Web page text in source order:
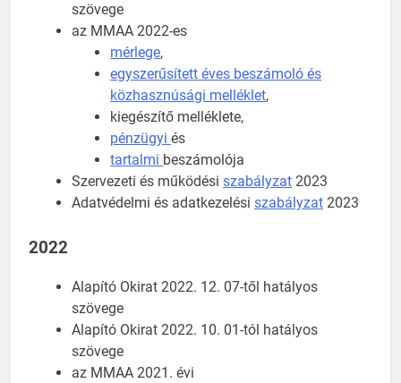
szövege
az MMAA 2022-es
mérlege,
egyszerűsített éves beszámoló és
közhasznúsági melléklet,
kiegészítő melléklete,
pénzügyiés
tartalmi beszámolója
Szervezeti és működési szabályzat 2023
Adatvédelmi és adatkezelési szabályzat 2023
2022
Alapító Okirat 2022. 12. 07-től hatályos
szövege
Alapító Okirat 2022. 10. 01-tól hatályos
szövege
az MMAA 2021. évi